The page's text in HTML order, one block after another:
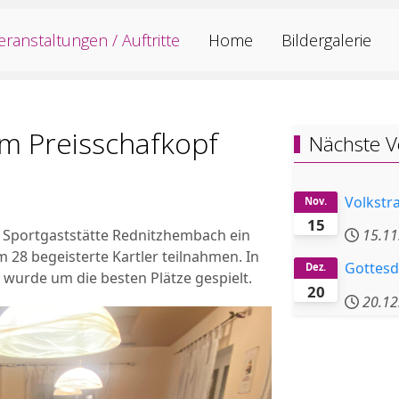
/ Auftritte Home Bildergalerie
Preisschafkopf
Rednitzhembach ein
28 begeisterte Kartler teilnahmen. In
um die besten Plätze gespielt.
Nächste
15
Nov.
20
Dez.